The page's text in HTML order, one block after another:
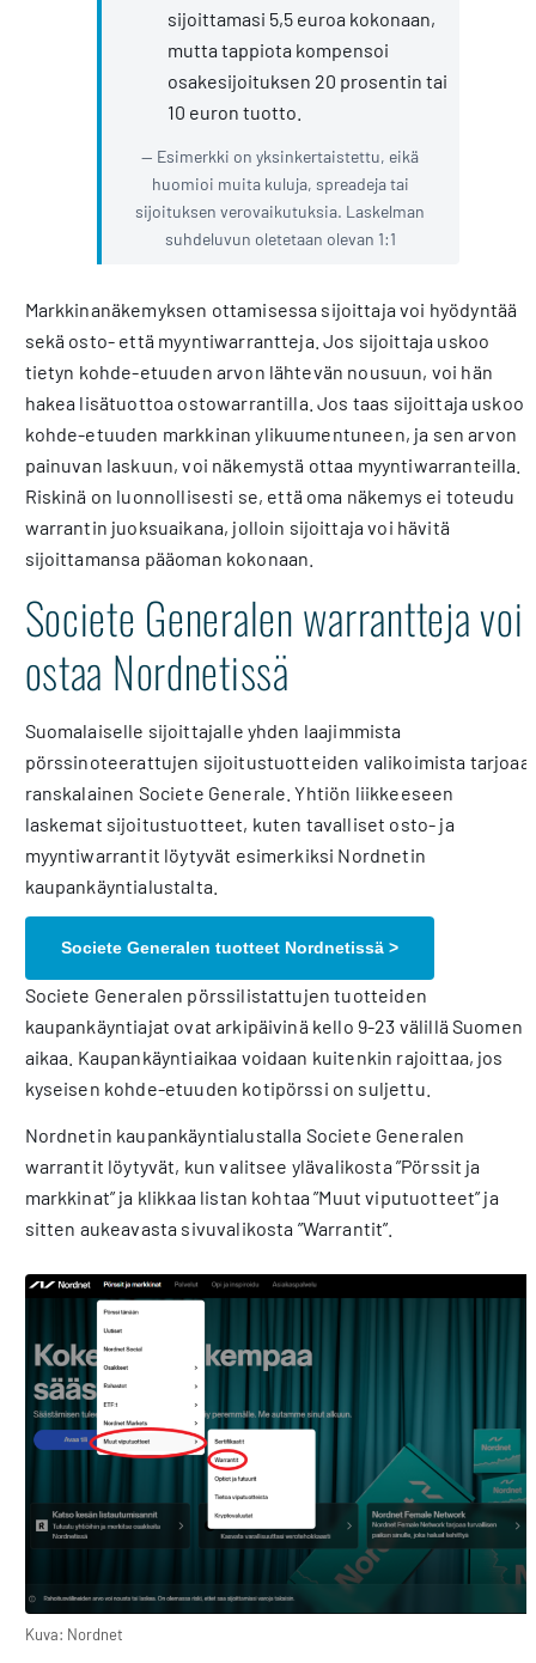
sijoittamasi 5,5 euroa kokonaan,
mutta tappiota kompensoi
osakesijoituksen 20 prosentin tai
10 euron tuotto.
Esimerkki on yksinkertaistettu, eikä
huomioi muita kuluja, spreadeja tai
sijoituksen verovaikutuksia. Laskelman
suhdeluvun oletetaan olevan 1:1
Markkinanäkemyksen ottamisessa sijoittaja voi hyödyntää
sekä osto- että myyntiwarrantteja. Jos sijoittaja uskoo
tietyn kohde-etuuden arvon lähtevän nousuun, voi hän
hakea lisätuottoa ostowarrantilla. Jos taas sijoittaja uskoo
kohde-etuuden markkinan ylikuumentuneen, ja sen arvon
painuvan laskuun, voi näkemystä ottaa myyntiwarranteilla.
Riskinä on luonnollisesti se, että oma näkemys ei toteudu
warrantin juoksuaikana, jolloin sijoittaja voi hävitä
sijoittamansa pääoman kokonaan.
Societe Generalen warrantteja voi
ostaa Nordnetissä
Suomalaiselle sijoittajalle yhden laajimmista
pörssinoteerattujen sijoitustuotteiden valikoimista tarjoaa
ranskalainen Societe Generale. Yhtiön liikkeeseen
laskemat sijoitustuotteet, kuten tavalliset osto- ja
myyntiwarrantit löytyvät esimerkiksi Nordnetin
kaupankäyntialustalta.
Societe Generalen tuotteet Nordnetissä >
Societe Generalen pörssilistattujen tuotteiden
kaupankäyntiajat ovat arkipäivinä kello 9-23 välillä Suomen
aikaa. Kaupankäyntiaikaa voidaan kuitenkin rajoittaa, jos
kyseisen kohde-etuuden kotipörssi on suljettu.
Nordnetin kaupankäyntialustalla Societe Generalen
warrantit löytyvät, kun valitsee ylävalikosta ”Pörssit ja
markkinat” ja klikkaa listan kohtaa ”Muut viputuotteet” ja
sitten aukeavasta sivuvalikosta ”Warrantit”.
Kuva: Nordnet